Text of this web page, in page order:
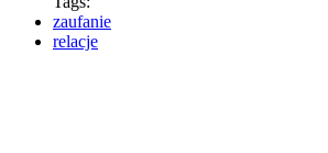
zaufanie
relacje